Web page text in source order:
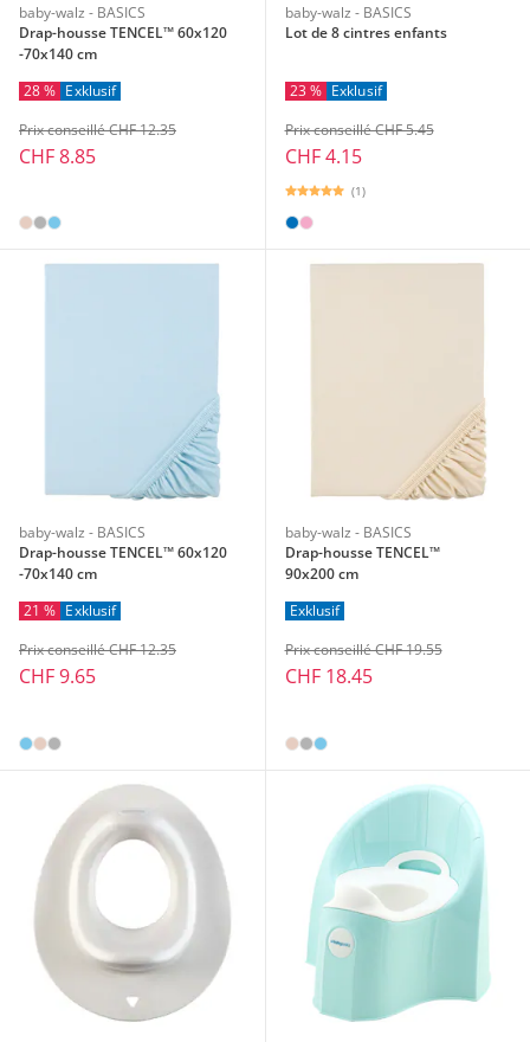
baby-walz - BASICS
Drap-housse TENCEL™ 60x120
-70x140 cm
28 % Exklusif
CHF 8.85
Prix conseillé CHF 12.35
baby-walz - BASICS
Lot de 8 cintres enfants
23 % Exklusif
CHF 4.15
Prix conseillé CHF 5.45
(1)
baby-walz - BASICS
Drap-housse TENCEL™ 60x120
-70x140 cm
21 % Exklusif
CHF 9.65
Prix conseillé CHF 12.35
baby-walz - BASICS
Drap-housse TENCEL™
90x200 cm
Exklusif
CHF 18.45
Prix conseillé CHF 19.55